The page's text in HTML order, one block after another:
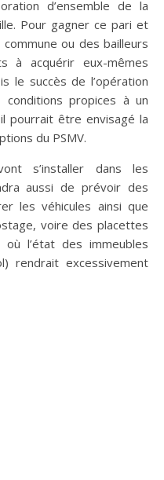
d’ensemble de la
Pour gagner ce pari et
ou des bailleurs
à acquérir eux-mêmes
le succès de l’opération
propices à un
pourrait être envisagé la
du PSMV.
s’installer dans les
aussi de prévoir des
les véhicules ainsi que
voire des placettes
l’état des immeubles
rendrait excessivement